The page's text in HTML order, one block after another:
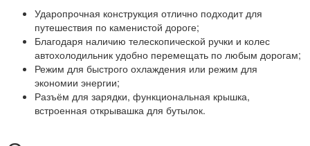
Ударопрочная конструкция отлично подходит для
путешествия по каменистой дороге;
Благодаря наличию телескопической ручки и колес
автохолодильник удобно перемещать по любым дорогам;
Режим для быстрого охлаждения или режим для
экономии энергии;
Разъём для зарядки, функциональная крышка,
встроенная открывашка для бутылок.